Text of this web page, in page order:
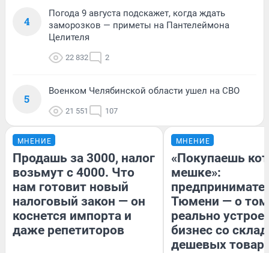
4
Погода 9 августа подскажет, когда ждать
заморозков — приметы на Пантелеймона
Целителя
22 832 2
5
Военком Челябинской области ушел на СВО
21 551 107
МНЕНИЕ
Продашь за 3000, налог
возьмут с 4000. Что
нам готовит новый
налоговый закон — он
коснется импорта и
даже репетиторов
МНЕНИЕ
«Покупаешь
мешке»:
Тюмени — о
реально
бизнес со
дешевых